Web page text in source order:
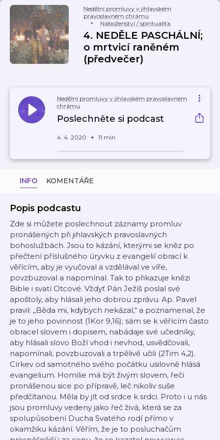
Nedělní promluvy v jihlavském
pravoslavném chrámu
Náboženství / spiritualita
4. NEDĚLE PASCHÁLNÍ;
o mrtvicí raněném
(předvečer)
Nedělní promluvy v jihlavském pravoslavném
chrámu
Poslechněte si podcast
4. 4. 2020 11 min
INFO KOMENTÁŘE
Popis podcastu
Zde si můžete poslechnout záznamy promluv
pronášených při jihlavských pravoslavných
bohoslužbách. Jsou to kázání, kterými se kněz po
přečtení příslušného úryvku z evangelií obrací k
věřícím, aby je vyučoval a vzdělával ve víře,
povzbuzoval a napomínal. Tak to přikazuje knězi
Bible i svatí Otcové. Vždyť Pán Ježíš poslal své
apoštoly, aby hlásali jeho dobrou zprávu. Ap. Pavel
pravil: „Běda mi, kdybych nekázal,“ a poznamenal, že
je to jeho povinnost (1Kor 9,16); sám se k věřícím často
obracel slovem i dopisem, nabádaje své učedníky,
aby hlásali slovo Boží vhod i nevhod, usvědčovali,
napomínali, povzbuzovali a trpělivě učili (2Tim 4,2).
Církev od samotného svého počátku usilovně hlásá
evangelium. Homilie má být živým slovem, řečí
pronášenou sice po přípravě, leč nikoliv suše
předčítanou. Měla by jít od srdce k srdci. Proto i u nás
jsou promluvy vedeny jako řeč živá, která se za
spolupůsobení Ducha Svatého rodí přímo v
okamžiku kázání. Věřím, že je to posluchačům